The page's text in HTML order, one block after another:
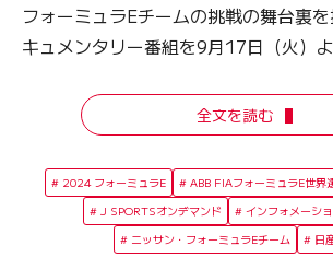
フォーミュラEチームの挑戦の舞台裏
キュメンタリー番組を9月17日（火）よ
全文を読む
2024 フォーミュラE ABB FIAフォーミュラE世界
J SPORTSオンデマンド
インフォメーシ
ニッサン・フォーミュラEチーム
日